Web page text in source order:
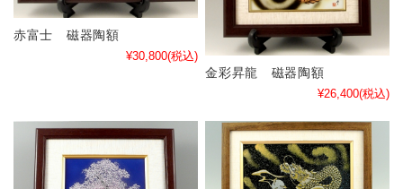
赤富士 磁器陶額
¥30,800(税込)
金彩昇龍 磁器陶額
¥26,400(税込)